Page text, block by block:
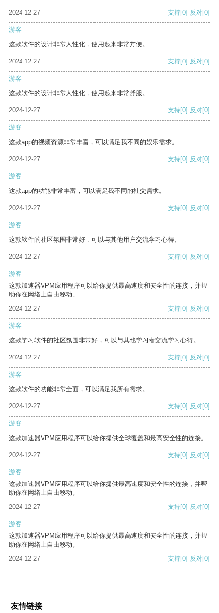
2024-12-27 支持[0] 反对[0]
游客
这款软件的设计非常人性化，使用起来非常方便。
2024-12-27 支持[0] 反对[0]
游客
这款软件的设计非常人性化，使用起来非常舒服。
2024-12-27 支持[0] 反对[0]
游客
这款app的视频资源非常丰富，可以满足我不同的娱乐需求。
2024-12-27 支持[0] 反对[0]
游客
这款app的功能非常丰富，可以满足我不同的社交需求。
2024-12-27 支持[0] 反对[0]
游客
这款软件的社区氛围非常好，可以与其他用户交流学习心得。
2024-12-27 支持[0] 反对[0]
游客
这款加速器VPM应用程序可以给你提供最高速度和安全性的连接，并帮
助你在网络上自由移动。
2024-12-27
支持[0] 反对[0]
游客
这款学习软件的社区氛围非常好，可以与其他学习者交流学习心得。
2024-12-27 支持[0] 反对[0]
游客
这款软件的功能非常全面，可以满足我所有需求。
2024-12-27 支持[0] 反对[0]
游客
这款加速器VPM应用程序可以给你提供全球覆盖和最高安全性的连接。
2024-12-27 支持[0] 反对[0]
游客
这款加速器VPM应用程序可以给你提供最高速度和安全性的连接，并帮
助你在网络上自由移动。
2024-12-27
支持[0] 反对[0]
游客
这款加速器VPM应用程序可以给你提供最高速度和安全性的连接，并帮
助你在网络上自由移动。
2024-12-27
支持[0] 反对[0]
友情链接